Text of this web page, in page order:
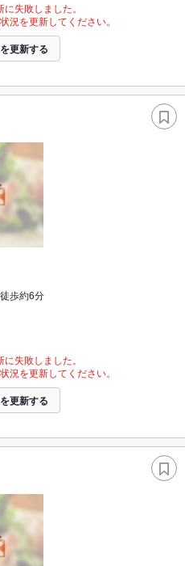
失敗しました。
況を更新してください。
更新する
歩約6分
失敗しました。
況を更新してください。
更新する